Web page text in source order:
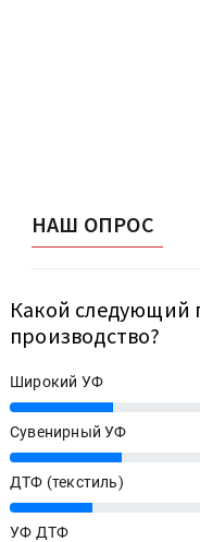
НАШ ОПРОС
Какой следующий
производство?
Широкий УФ
25%
Сувенирный УФ
27%
ДТФ (текстиль)
20%
УФ ДТФ